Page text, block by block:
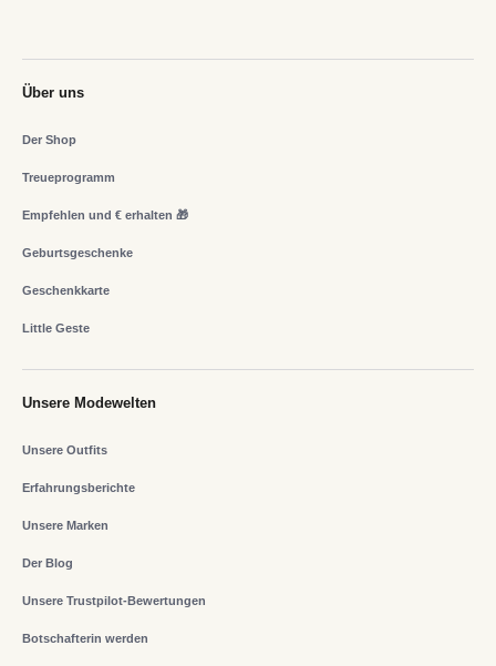
Über uns
Der Shop
Treueprogramm
Empfehlen und € erhalten 🎁
Geburtsgeschenke
Geschenkkarte
Little Geste
Unsere Modewelten
Unsere Outfits
Erfahrungsberichte
Unsere Marken
Der Blog
Unsere Trustpilot-Bewertungen
Botschafterin werden